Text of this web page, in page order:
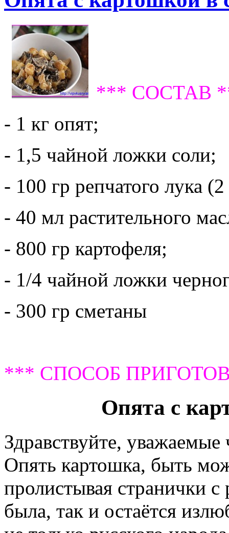
*** СОСТАВ
- 1 кг опят;
- 1,5 чайной ложки соли;
- 100 гр репчатого лука
- 40 мл растительного
- 800 гр картофеля;
- 1/4 чайной ложки
- 300 гр сметаны
*** СПОСОБ
Опята с
Здравствуйте, уважаемые
Опять картошка, быть
пролистывая странички
была, так и остаётся